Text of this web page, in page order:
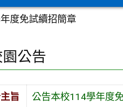
度免試續招簡章
公告
旨 公告本校114學年度